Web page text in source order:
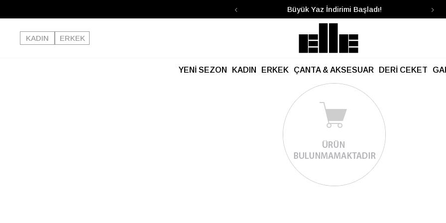
Büyük Yaz İndirimi Başladı!
KADIN ERKEK
YENİ SEZON KADIN ERKEK ÇANTA & AKSESUAR DERİ CEKET